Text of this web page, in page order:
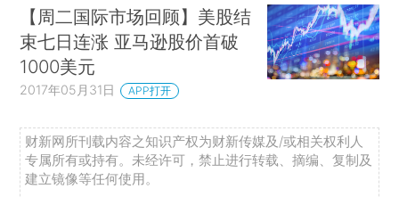
【周二国际市场回顾】美股结
束七日连涨 亚马逊股价首破
1000美元
2017年05月31日 APP打开
财新网所刊载内容之知识产权为财新传媒及/或相关权利人
专属所有或持有。未经许可，禁止进行转载、摘编、复制及
建立镜像等任何使用。